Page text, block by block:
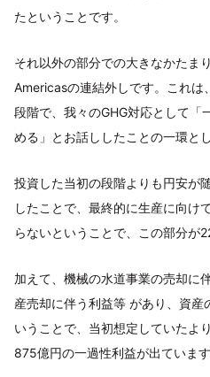
たということです。
それ以外の部分での大きなかたま
Americasの連結外しです。これ
段階で、我々のGHG対応として「
める」とお話ししたことの一環と
投資した当初の段階よりも円安が
したことで、最終的に生産に向け
らないということで、この部分が
加えて、機械の水道事業の売却に
産売却に伴う利益等 があり、資産
いうことで、当初想定していたよ
875億円の一過性利益が出ています